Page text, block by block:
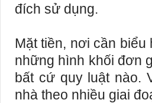
đích sử dụng.
Mặt tiền, nơi cần
những hình khối đơn
bất cứ quy luật nào.
nhà theo nhiều giai